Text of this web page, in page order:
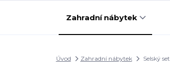
Zahradní nábytek
Úvod Zahradní nábytek Selský set